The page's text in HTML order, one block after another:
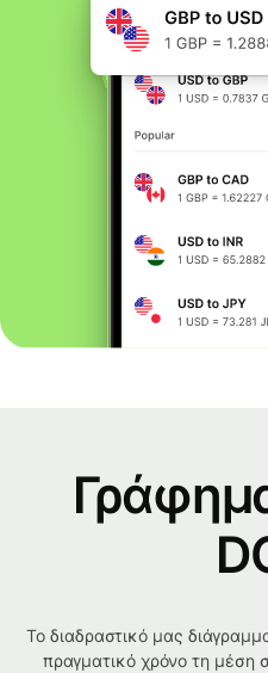
Το διαδραστικό μας
πραγματικό χρόνο τη μέση